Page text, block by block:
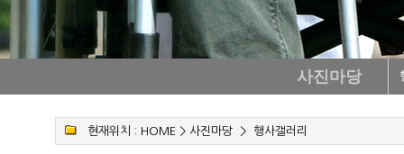
사진마당
현재위치 : HOME > 사진마당> 행사갤러리